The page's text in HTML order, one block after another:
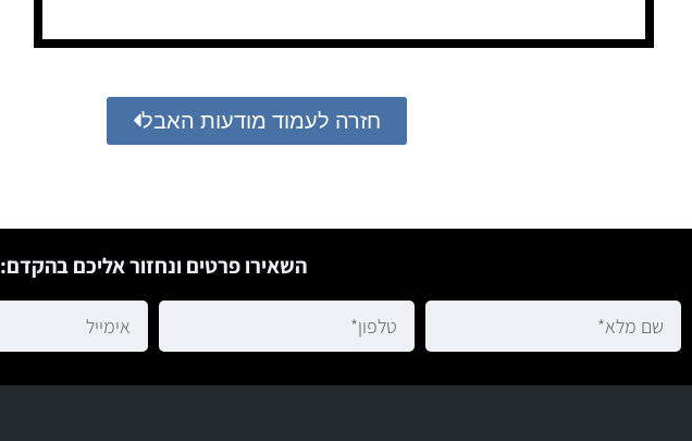
חזרה לעמוד מודעות האבל
השאירו פרטים ונחזור אליכם בהקדם: